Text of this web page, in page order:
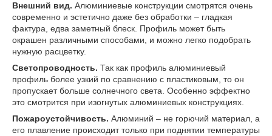
Внешний вид. Алюминиевые конструкции смотрятся очень
современно и эстетично даже без обработки – гладкая
фактура, едва заметный блеск. Профиль может быть
окрашен различными способами, и можно легко подобрать
нужную расцветку.
Светопроводность. Так как профиль алюминиевый
профиль более узкий по сравнению с пластиковым, то он
пропускает больше солнечного света. Особенно эффектно
это смотрится при изогнутых алюминиевых конструкциях.
Пожароустойчивость. Алюминий – не горючий материал, а
его плавление происходит только при поднятии температуры